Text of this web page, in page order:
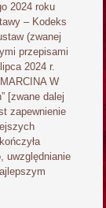
2024 roku
– Kodeks
(zwanej
przepisami
2024 r.
W
[zwane dalej
zapewnienie
uwzględnianie